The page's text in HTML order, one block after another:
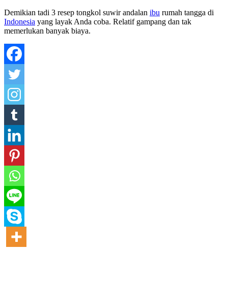
Demikian tadi 3 resep tongkol suwir andalan ibu rumah tangga di
Indonesia yang layak Anda coba. Relatif gampang dan tak
memerlukan banyak biaya.